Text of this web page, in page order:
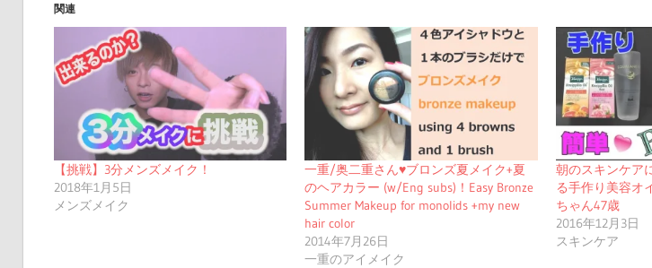
関連
【挑戦】3分メンズメイク！
2018年1月5日
メンズメイク
一重/奥二重さん♥ブロンズ夏メイク+夏
のヘアカラー (w/Eng subs)！Easy Bronze
Summer Makeup for monolids +my new
hair color
2014年7月26日
一重のアイメイク
朝のスキンケア
る手作り美容オ
ちゃん47歳
2016年12月3日
スキンケア